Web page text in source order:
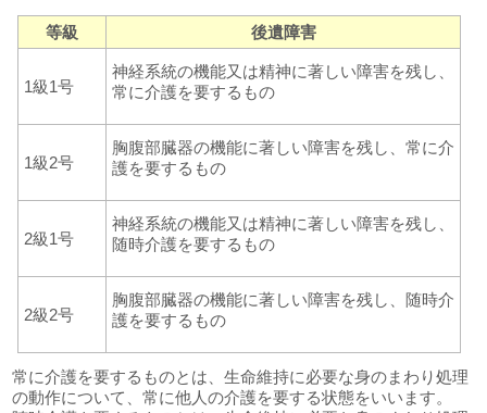
等級 後遺障害
1級1号
神経系統の機能又は精神に著しい障害を残し、
常に介護を要するもの
1級2号
胸腹部臓器の機能に著しい障害を残し、常に介
護を要するもの
2級1号
神経系統の機能又は精神に著しい障害を残し、
随時介護を要するもの
2級2号
胸腹部臓器の機能に著しい障害を残し、随時介
護を要するもの
常に介護を要するものとは、生命維持に必要な身のまわり処理
の動作について、常に他人の介護を要する状態をいいます。